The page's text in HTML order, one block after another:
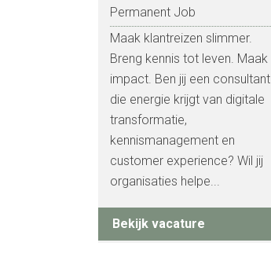
Permanent Job
Maak klantreizen slimmer.
Breng kennis tot leven. Maak
impact. Ben jij een consultant
die energie krijgt van digitale
transformatie,
kennismanagement en
customer experience? Wil jij
organisaties helpe...
Bekijk vacature